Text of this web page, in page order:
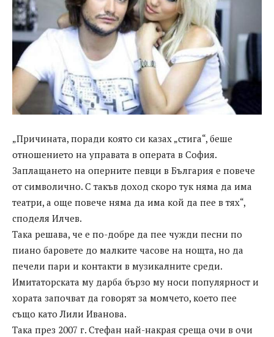
„Причината, поради която си казах „стига“, беше
отношението на управата в операта в София.
Заплащането на оперните певци в България е повече
от символично. С такъв доход скоро тук няма да има
театри, а още повече няма да има кой да пее в тях“,
споделя Илчев.
Така решава, че е по-добре да пее чужди песни по
пиано баровете до малките часове на нощта, но да
печели пари и контакти в музикалните среди.
Имитаторската му дарба бързо му носи популярност и
хората започват да говорят за момчето, което пее
също като Лили Иванова.
Така през 2007 г. Стефан най-накрая среща очи в очи